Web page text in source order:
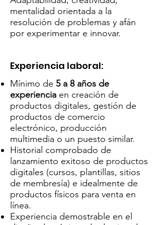
mentalidad orientada a la
resolución de problemas y afán
por experimentar e innovar.
Experiencia laboral:
Mínimo de 5 a 8 años de
experiencia en creación de
productos digitales, gestión de
productos de comercio
electrónico, producción
multimedia o un puesto similar.
Historial comprobado de
lanzamiento exitoso de productos
digitales (cursos, plantillas, sitios
de membresía) e idealmente de
productos físicos para venta en
línea.
Experiencia demostrable en el